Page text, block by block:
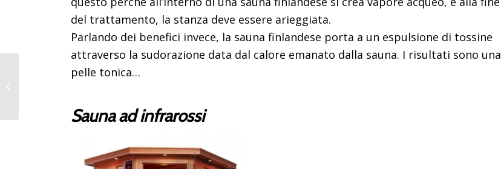
del trattamento, la stanza deve essere arieggiata.
Parlando dei benefici invece, la sauna finlandese porta a un espulsione di tossine
attraverso la sudorazione data dal calore emanato dalla sauna. I risultati sono una
pelle tonica…
Sauna ad infrarossi
Pedicure perfetta fai